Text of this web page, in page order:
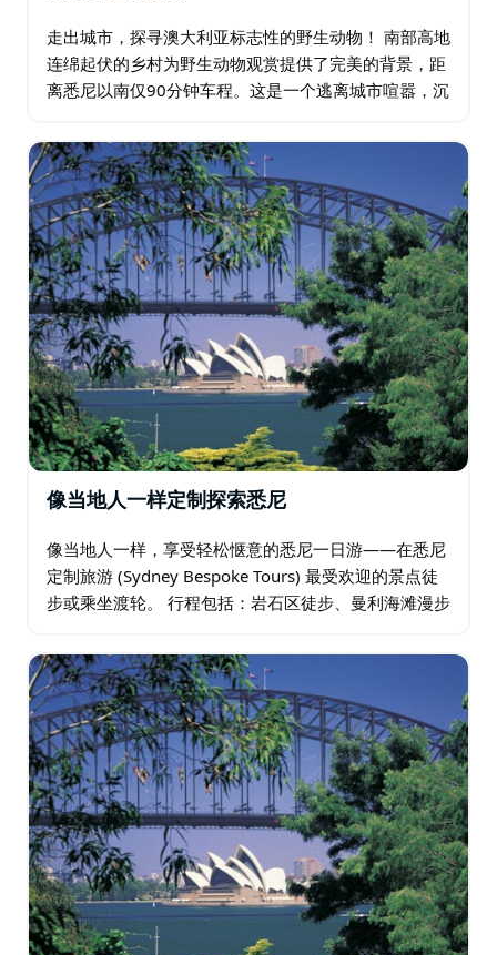
走出城市，探寻澳大利亚标志性的野生动物！ 南部高地
连绵起伏的乡村为野生动物观赏提供了完美的背景，距
离悉尼以南仅90分钟车程。这是一个逃离城市喧嚣，沉
佳机会。 我们会根据您的近期野生动物目击情况…
像当地人一样定制探索悉尼
像当地人一样，享受轻松惬意的悉尼一日游——在悉尼
定制旅游 (Sydney Bespoke Tours) 最受欢迎的景点徒
步或乘坐渡轮。 行程包括：岩石区徒步、曼利海滩漫步